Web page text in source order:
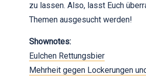
zu lassen. Also, lasst Euch
Themen ausgesucht werden!
Shownotes:
Eulchen Rettungsbier
Mehrheit gegen Lockerungen